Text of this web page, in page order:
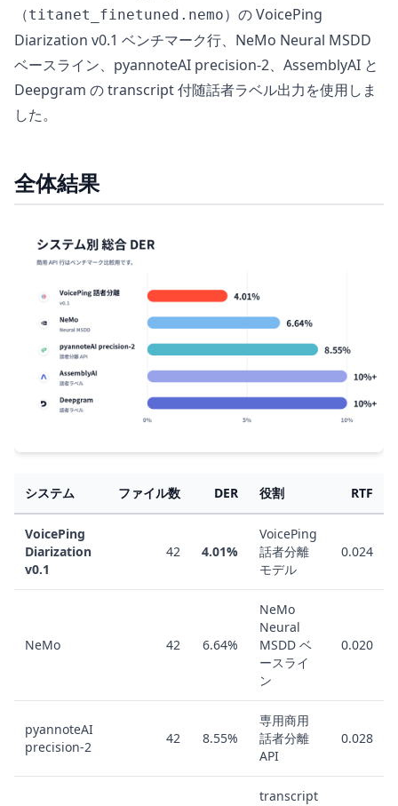
（titanet_finetuned.nemo）の VoicePing
Diarization v0.1 ベンチマーク行、NeMo Neural MSDD
ベースライン、pyannoteAI precision-2、AssemblyAI と
Deepgram の transcript 付随話者ラベル出力を使用しま
した。
全体結果
システム ファイル数 DER 役割 RTF
VoicePing
Diarization
v0.1
42 4.01%
VoicePing
話者分離
モデル
0.024
NeMo 42 6.64%
NeMo
Neural
MSDD ベ
ースライ
ン
0.020
pyannoteAI
precision-2
42 8.55%
専用商用
話者分離
API
0.028
transcript